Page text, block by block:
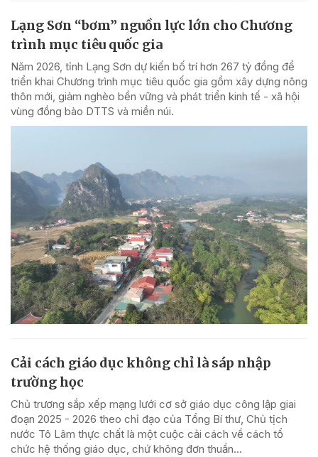
Lạng Sơn “bơm” nguồn lực lớn cho Chương
trình mục tiêu quốc gia
Năm 2026, tỉnh Lạng Sơn dự kiến bố trí hơn 267 tỷ đồng để
triển khai Chương trình mục tiêu quốc gia gồm xây dựng nông
thôn mới, giảm nghèo bền vững và phát triển kinh tế - xã hội
vùng đồng bào DTTS và miền núi.
Cải cách giáo dục không chỉ là sáp nhập
trường học
Chủ trương sắp xếp mạng lưới cơ sở giáo dục công lập giai
đoạn 2025 - 2026 theo chỉ đạo của Tổng Bí thư, Chủ tịch
nước Tô Lâm thực chất là một cuộc cải cách về cách tổ
chức hệ thống giáo dục, chứ không đơn thuần...